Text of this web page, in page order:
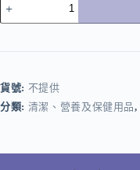
貨號: 不提供
分類: 清潔、營養及保健用品,